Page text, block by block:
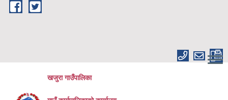
Skip to main content
खजुरा गाउँपालिका